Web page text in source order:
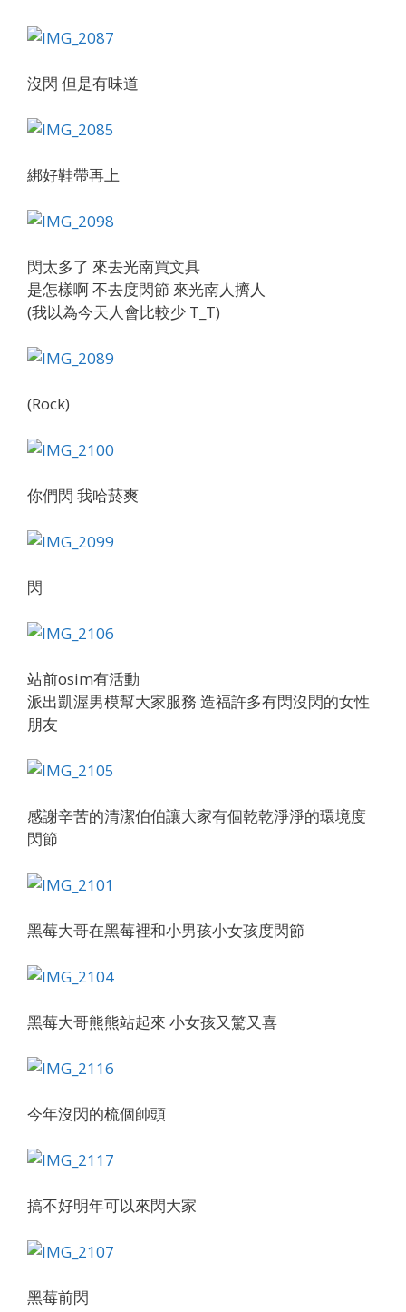
沒閃 但是有味道
綁好鞋帶再上
閃太多了 來去光南買文具
是怎樣啊 不去度閃節 來光南人擠人
(我以為今天人會比較少 T_T)
(Rock)
你們閃 我哈菸爽
閃
站前osim有活動
派出凱渥男模幫大家服務 造福許多有閃沒閃的女性
朋友
感謝辛苦的清潔伯伯讓大家有個乾乾淨淨的環境度
閃節
黑莓大哥在黑莓裡和小男孩小女孩度閃節
黑莓大哥熊熊站起來 小女孩又驚又喜
今年沒閃的梳個帥頭
搞不好明年可以來閃大家
黑莓前閃